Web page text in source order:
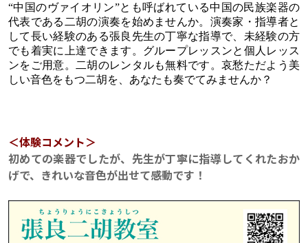
“中国のヴァイオリン”とも呼ばれている中国の民族楽器の
代表である二胡の演奏を始めませんか。演奏家・指導者と
して長い経験のある張良先生の丁寧な指導で、未経験の方
でも着実に上達できます。グループレッスンと個人レッス
ンをご用意。二胡のレンタルも無料です。哀愁ただよう美
しい音色をもつ二胡を、あなたも奏でてみませんか？
＜体験コメント＞
初めての楽器でしたが、先生が丁寧に指導してくれたおか
げで、きれいな音色が出せて感動です！